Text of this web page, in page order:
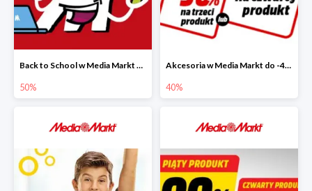
Back to School w Media Markt do -50%
50%
Akcesoria w Media Markt do -40%
40%